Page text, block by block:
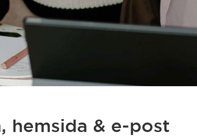
hemsida & e-post